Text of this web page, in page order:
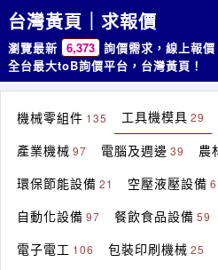
台灣黃頁｜求報價
瀏覽最新 6,373 詢價需求，線上報價
全台最大toB詢價平台，台灣黃頁！
機械零組件 135 工具機模具 29
產業機械 97 電腦及週邊 39 農
環保節能設備 21 空壓液壓設備
自動化設備 97 餐飲食品設備 59
電子電工 106 包裝印刷機械 25